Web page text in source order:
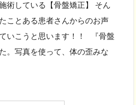
術している【骨盤矯正】 そん
ことある患者さんからのお声
いこうと思います！！ 『骨盤
。写真を使って、体の歪みな